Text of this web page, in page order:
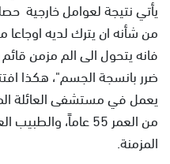
يأتي نتيجة لعوامل خارجية
من شأنه ان يترك لديه
فانه يتحول الى الم مزمن
ضرر بانسجة الجسم"، هكذا
يعمل في مستشفى العائلة
من العمر 55 عاماً،
المزمنة.